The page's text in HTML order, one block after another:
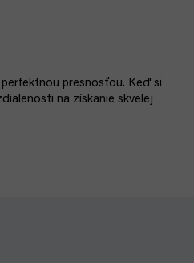
presnosťou. Keď si
na získanie skvelej